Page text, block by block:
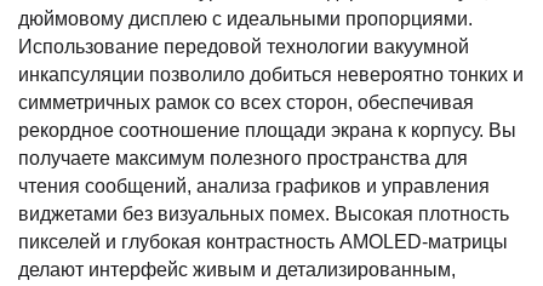
дюймовому дисплею с идеальными пропорциями.
Использование передовой технологии вакуумной
инкапсуляции позволило добиться невероятно тонких и
симметричных рамок со всех сторон, обеспечивая
рекордное соотношение площади экрана к корпусу. Вы
получаете максимум полезного пространства для
чтения сообщений, анализа графиков и управления
виджетами без визуальных помех. Высокая плотность
пикселей и глубокая контрастность AMOLED-матрицы
делают интерфейс живым и детализированным,